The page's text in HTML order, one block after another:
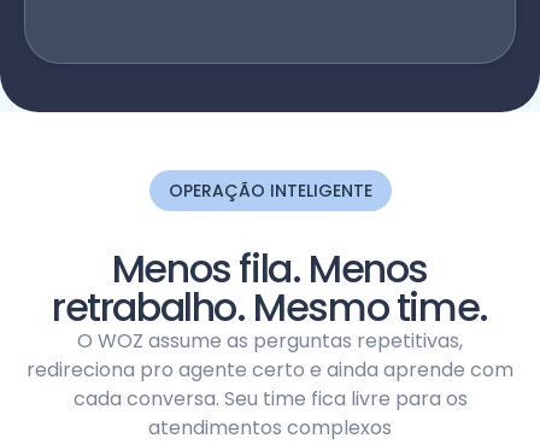
OPERAÇÃO INTELIGENTE
Menos fila. Menos
retrabalho. Mesmo time.
O WOZ assume as perguntas repetitivas,
redireciona pro agente certo e ainda aprende com
cada conversa. Seu time fica livre para os
atendimentos complexos